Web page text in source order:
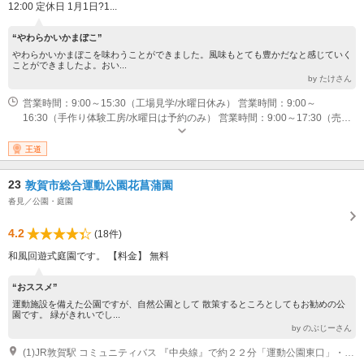
12:00 定休日 1月1日?1...
“やわらかいかまぼこ”
やわらかいかまぼこを味わうことができました。風味もとても豊かだなと感じていく
ことができましたよ。おい...
by たけさん
営業時間：9:00～15:30（工場見学/水曜日休み） 営業時間：9:00～
16:30（手作り体験工房/水曜日は予約のみ） 営業時間：9:00～17:30（売店
等/12月16日～3月16日は9:00～17:00）
王道
23 敦賀市総合運動公園花菖蒲園
沓見／公園・庭園
4.2
(18件)
和風回遊式庭園です。 【料金】 無料
“おススメ”
運動施設を備えた公園ですが、自然公園として 散策するところとしてもお勧めの公
園です。 緑がきれいでし...
by のぶじーさん
(1)JR敦賀駅 コミュニティバス 『中央線』で約２２分「運動公園東口」・「運動公園西口」下車、徒歩３分。便によって所要時間が異なります。 北陸自動車道・敦賀IC 車 15分